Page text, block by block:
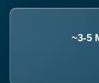
~3-5